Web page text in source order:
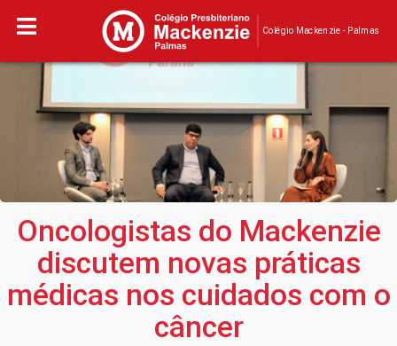
Colégio Mackenzie - Palmas
Oncologistas do Mackenzie
discutem novas práticas
médicas nos cuidados com o
câncer